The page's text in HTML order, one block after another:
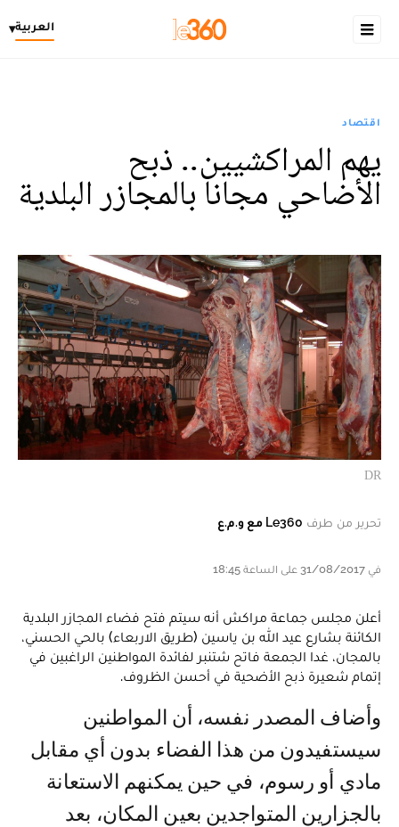
العربية▾
اقتصاد
يهم المراكشيين.. ذبح
الأضاحي مجانا بالمجازر البلدية
DR
تحرير من طرف Le360 مع و.م.ع
في 31/08/2017 على الساعة 18:45
أعلن مجلس جماعة مراكش أنه سيتم فتح فضاء المجازر البلدية
الكائنة بشارع عيد الله بن ياسين (طريق الاربعاء) بالحي الحسني،
بالمجان، غدا الجمعة فاتح شتنبر لفائدة المواطنين الراغبين في
إتمام شعيرة ذبح الأضحية في أحسن الظروف.
وأضاف المصدر نفسه، أن المواطنين
سيستفيدون من هذا الفضاء بدون أي مقابل
مادي أو رسوم، في حين يمكنهم الاستعانة
بالجزارين المتواجدين بعين المكان، بعد